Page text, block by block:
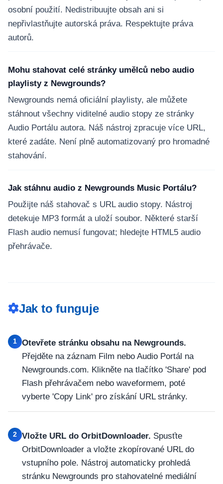
osobní použití. Nedistribuujte obsah ani si
nepřivlastňujte autorská práva. Respektujte práva
autorů.
Mohu stahovat celé stránky umělců nebo audio
playlisty z Newgrounds?
Newgrounds nemá oficiální playlisty, ale můžete
stáhnout všechny viditelné audio stopy ze stránky
Audio Portálu autora. Náš nástroj zpracuje více URL,
které zadáte. Není plně automatizovaný pro hromadné
stahování.
Jak stáhnu audio z Newgrounds Music Portálu?
Použijte náš stahovač s URL audio stopy. Nástroj
detekuje MP3 formát a uloží soubor. Některé starší
Flash audio nemusí fungovat; hledejte HTML5 audio
přehrávače.
Jak to funguje
1
Otevřete stránku obsahu na Newgrounds.
Přejděte na záznam Film nebo Audio Portál na
Newgrounds.com. Klikněte na tlačítko 'Share' pod
Flash přehrávačem nebo waveformem, poté
vyberte 'Copy Link' pro získání URL stránky.
2 Vložte URL do OrbitDownloader. Spusťte
OrbitDownloader a vložte zkopírované URL do
vstupního pole. Nástroj automaticky prohledá
stránku Newgrounds pro stahovatelné mediální